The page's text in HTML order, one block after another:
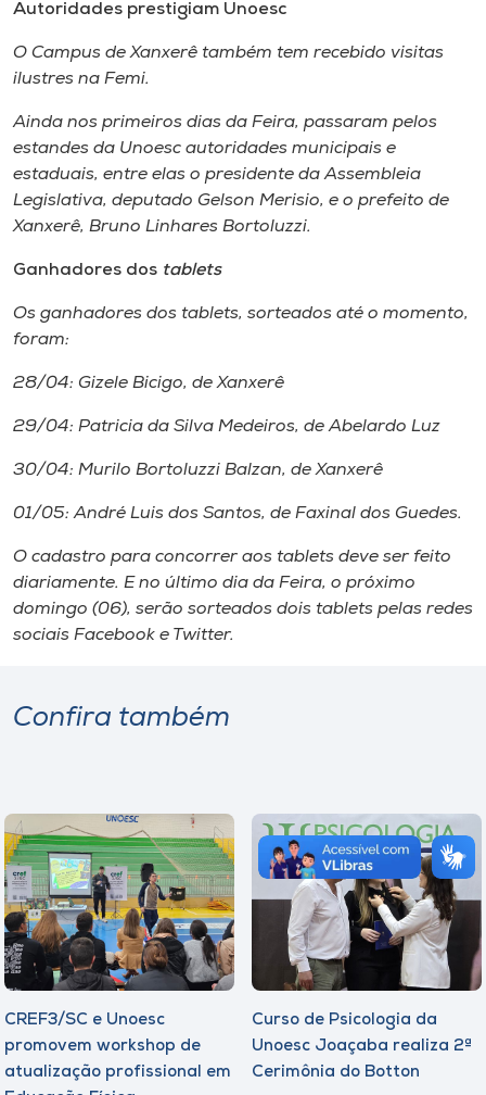
Autoridades prestigiam Unoesc
O Campus de Xanxerê também tem recebido visitas
ilustres na Femi.
Ainda nos primeiros dias da Feira, passaram pelos
estandes da Unoesc autoridades municipais e
estaduais, entre elas o presidente da Assembleia
Legislativa, deputado Gelson Merisio, e o prefeito de
Xanxerê, Bruno Linhares Bortoluzzi.
Ganhadores dos tablets
Os ganhadores dos tablets, sorteados até o momento,
foram:
28/04: Gizele Bicigo, de Xanxerê
29/04: Patricia da Silva Medeiros, de Abelardo Luz
30/04: Murilo Bortoluzzi Balzan, de Xanxerê
01/05: André Luis dos Santos, de Faxinal dos Guedes.
O cadastro para concorrer aos tablets deve ser feito
diariamente. E no último dia da Feira, o próximo
domingo (06), serão sorteados dois tablets pelas redes
sociais Facebook e Twitter.
Confira também
CREF3/SC e Unoesc
promovem workshop de
atualização profissional em
Curso de Psicologia da
Unoesc Joaçaba realiza 2ª
Cerimônia do Botton